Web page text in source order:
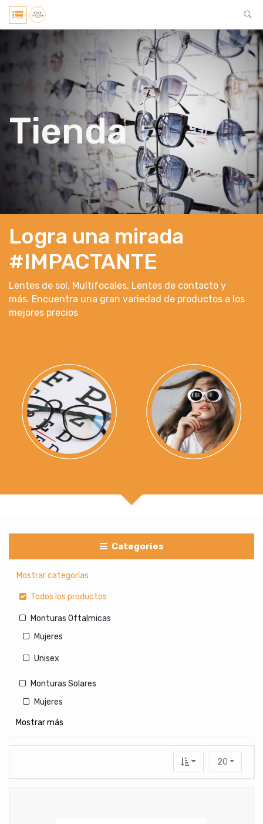
Tienda
Logra una mirada
#IMPACTANTE
Lentes de sol, Multifocales, Lentes de contacto y
más. Encuentra una gran variedad de productos a los
mejores precios
Categories
Mostrar categorías
Todos los productos
Monturas Oftalmicas
Mujeres
Unisex
Monturas Solares
Mujeres
Hombres
Unisex
Con medida
Mostrar más
20